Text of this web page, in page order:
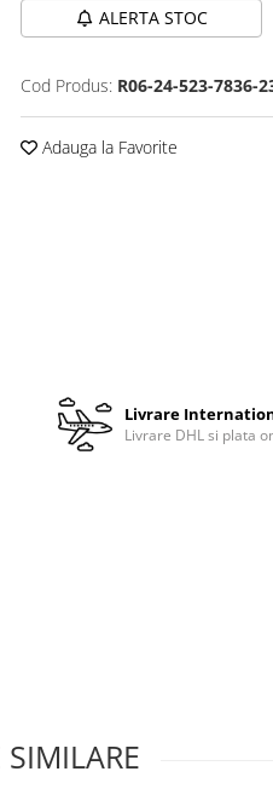
ALERTA STOC
Cod Produs: R06-24-523-7836-
Adauga la Favorite
Livrare
Livrare DHL si plata
SIMILARE